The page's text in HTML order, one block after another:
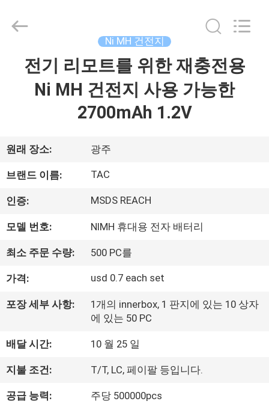
동
영
상
회
사
소
개
공
2011
Sunland
Ni MH 건전지
전기 리모트를 위한 재충전용
Ni MH 건전지 사용 가능한
2700mAh 1.2V
원래 장소: 광주
브랜드 이름: TAC
인증: MSDS REACH
모델 번호: NIMH 휴대용 전자 배터리
최소 주문 수량: 500 PC를
가격: usd 0.7 each set
포장 세부 사항:
1개의 innerbox, 1 판지에 있는 10 상자
에 있는 50 PC
배달 시간: 10 월 25 일
지불 조건: T/T, LC, 페이팔 등입니다.
공급 능력: 주당 500000pcs